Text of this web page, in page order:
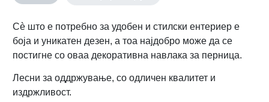
Сè што е потребно за удобен и стилски ентериер е
боја и уникатен дезен, а тоа најдобро може да се
постигне со оваа декоративна навлака за перница.
Лесни за оддржување, со одличен квалитет и
издржливост.